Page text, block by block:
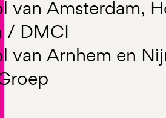
van Amsterdam,
/ DMCI
van Arnhem en